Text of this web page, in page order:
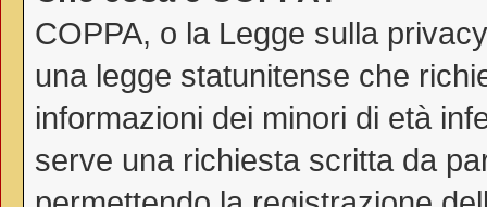
COPPA, o la Legge sulla
una legge statunitense che
informazioni dei minori di età
serve una richiesta scritta da